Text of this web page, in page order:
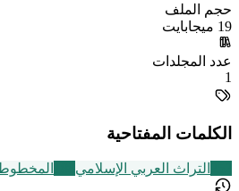
حجم الملف
19 ميجابايت
عدد المجلدات
1
الكلمات المفتاحية
التراث العربي الإسلامي